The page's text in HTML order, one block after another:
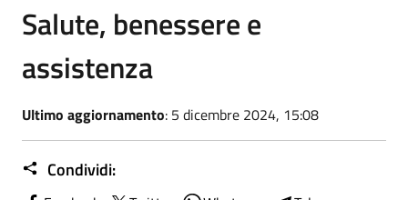
Salute, benessere e
assistenza
Ultimo aggiornamento: 5 dicembre 2024, 15:08
Condividi: